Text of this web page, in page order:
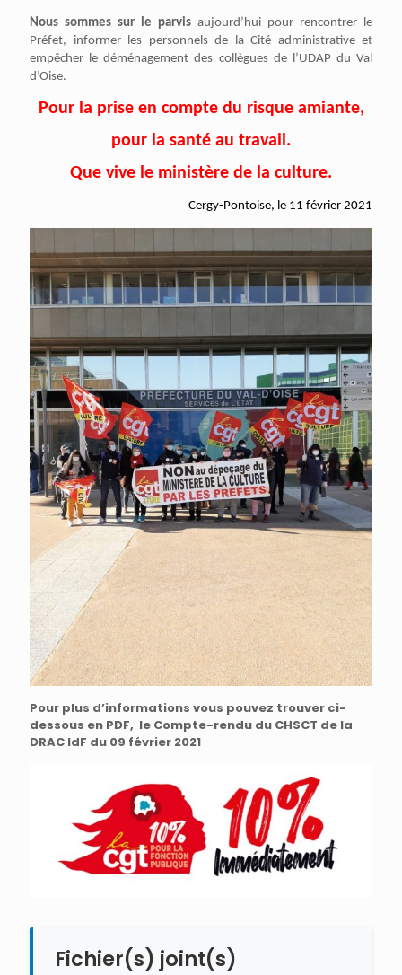
Nous sommes sur le parvis aujourd’hui pour rencontrer le
Préfet, informer les personnels de la Cité administrative et
empêcher le déménagement des collègues de l’UDAP du Val
d’Oise.
Pour la prise en compte du risque amiante,
pour la santé au travail.
Que vive le ministère de la culture.
Cergy-Pontoise, le 11 février 2021
Pour plus d’informations vous pouvez trouver ci-
dessous en PDF, le Compte-rendu du CHSCT de la
DRAC IdF du 09 février 2021
Fichier(s) joint(s)